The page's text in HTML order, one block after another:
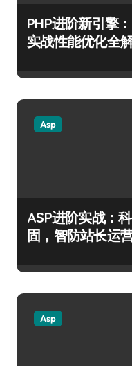
PHP进阶新引擎
实战性能优化全
Asp
ASP进阶实战：
固，智防站长运
Asp